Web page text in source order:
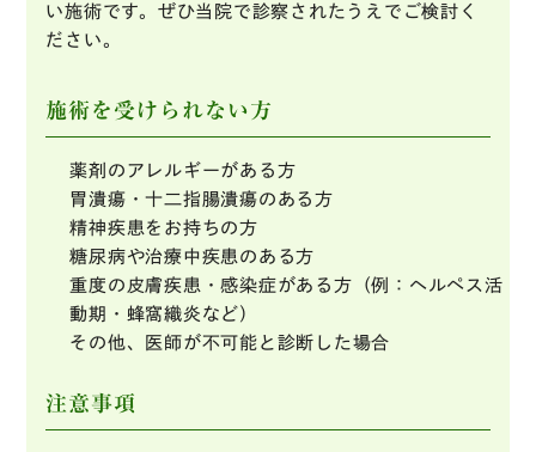
い施術です。ぜひ当院で診察されたうえでご検討く
ださい。
施術を受けられない方
薬剤のアレルギーがある方
胃潰瘍・十二指腸潰瘍のある方
精神疾患をお持ちの方
糖尿病や治療中疾患のある方
重度の皮膚疾患・感染症がある方（例：ヘルペス活
動期・蜂窩織炎など）
その他、医師が不可能と診断した場合
注意事項